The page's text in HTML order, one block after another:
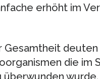
erhöht im
deuten
die im